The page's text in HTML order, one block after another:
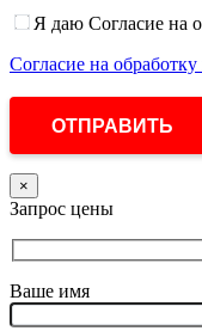
Я даю Согласие на
Согласие на
×
Запрос цены
Ваше имя